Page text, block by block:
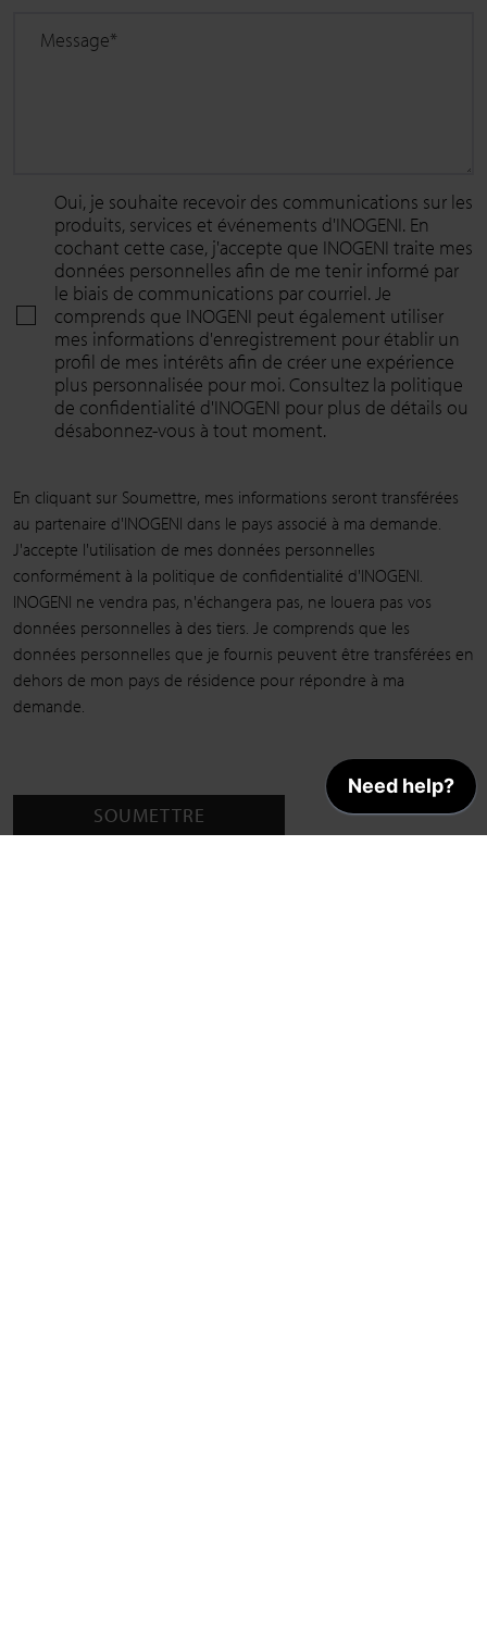
Message*
Oui, je souhaite recevoir des communications sur les
produits, services et événements d'INOGENI. En
cochant cette case, j'accepte que INOGENI traite mes
données personnelles afin de me tenir informé par
le biais de communications par courriel. Je
comprends que INOGENI peut également utiliser
mes informations d'enregistrement pour établir un
profil de mes intérêts afin de créer une expérience
plus personnalisée pour moi. Consultez la politique
de confidentialité d'INOGENI pour plus de détails ou
désabonnez-vous à tout moment.
En cliquant sur Soumettre, mes informations seront transférées
au partenaire d'INOGENI dans le pays associé à ma demande.
J'accepte l'utilisation de mes données personnelles
conformément à la politique de confidentialité d'INOGENI.
INOGENI ne vendra pas, n'échangera pas, ne louera pas vos
données personnelles à des tiers. Je comprends que les
données personnelles que je fournis peuvent être transférées en
dehors de mon pays de résidence pour répondre à ma
demande.
SOUMETTRE